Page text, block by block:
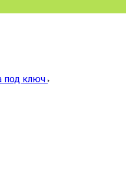
под ключ